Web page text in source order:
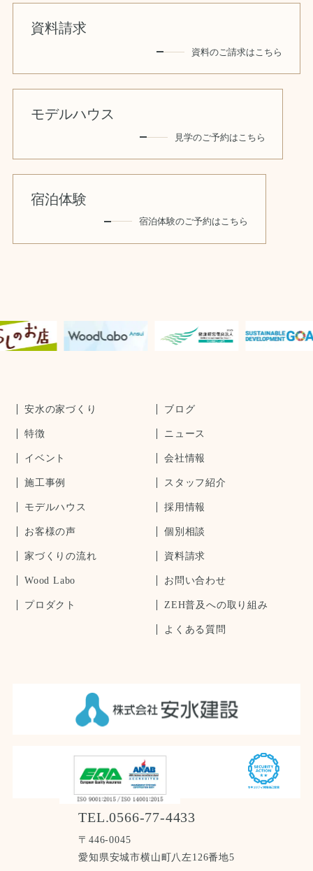
資料請求
資料のご請求はこちら
モデルハウス
見学のご予約はこちら
宿泊体験
宿泊体験のご予約はこちら
TEL.0566-77-4433
〒446-0045
愛知県安城市横山町八左126番地5
安水の家づくり
特徴
イベント
施工事例
モデルハウス
お客様の声
家づくりの流れ
Wood Labo
プロダクト
ブログ
ニュース
会社情報
スタッフ紹介
採用情報
個別相談
資料請求
お問い合わせ
ZEH普及への取り組み
よくある質問